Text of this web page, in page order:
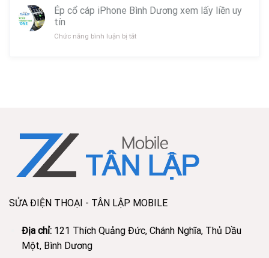
Bình
Dương
Dương
Rẻ
Ép cổ cáp iPhone Bình Dương xem lấy liền uy
tín
Chức năng bình luận bị tắtở
uy
tín
SỬA ĐIỆN THOẠI - TÂN LẬP MOBILE
Địa chỉ: 121 Thích Quảng Đức, Chánh Nghĩa, Thủ Dầu
Một, Bình Dương